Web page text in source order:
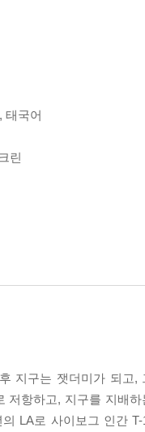
태국어
린
지구는 잿더미가 되고
저항하고, 지구를 지배
LA로 사이보그 인간